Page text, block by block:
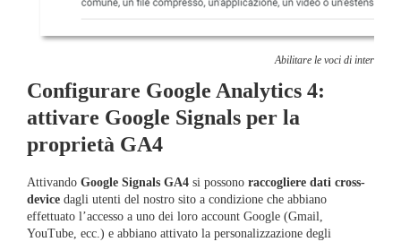
Abilitare le voci di interesse
Configurare Google Analytics 4:
attivare Google Signals per la
proprietà GA4
Attivando Google Signals GA4 si possono raccogliere dati cross-
device dagli utenti del nostro sito a condizione che abbiano
effettuato l’accesso a uno dei loro account Google (Gmail,
YouTube, ecc.) e abbiano attivato la personalizzazione degli